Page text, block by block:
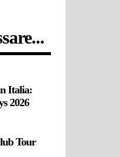
Italia:
2026
Tour